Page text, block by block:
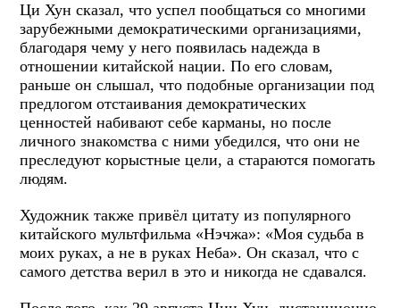
Ци Хун сказал, что успел пообщаться со многими
зарубежными демократическими организациями,
благодаря чему у него появилась надежда в
отношении китайской нации. По его словам,
раньше он слышал, что подобные организации под
предлогом отстаивания демократических
ценностей набивают себе карманы, но после
личного знакомства с ними убедился, что они не
преследуют корыстные цели, а стараются помогать
людям.
Художник также привёл цитату из популярного
китайского мультфильма «Нэчжа»: «Моя судьба в
моих руках, а не в руках Неба». Он сказал, что с
самого детства верил в это и никогда не сдавался.